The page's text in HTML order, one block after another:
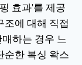
효과'를 제공
조에 대해 직접
하는 경우 느
순한 복싱 왁스